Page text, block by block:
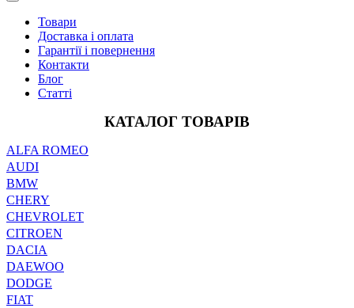
Товари
Доставка і оплата
Гарантії і повернення
Контакти
Блог
Статті
КАТАЛОГ ТОВАРІВ
ALFA ROMEO
AUDI
BMW
CHERY
CHEVROLET
CITROEN
DACIA
DAEWOO
DODGE
FIAT